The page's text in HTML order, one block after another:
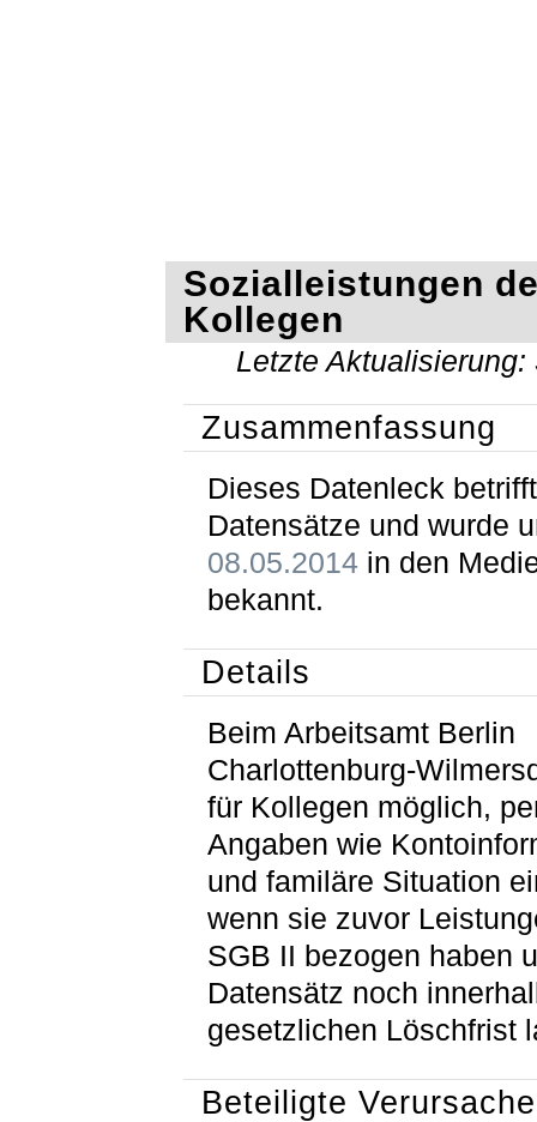
Sozialleistungen
Kollegen
Letzte Aktualisierung:
Zusammenfassung
Dieses Datenleck
Datensätze und wurde
08.05.2014in den
bekannt.
Details
Beim Arbeitsamt Berlin
Charlottenburg-
für Kollegen möglich,
Angaben wie
und familäre Situation
wenn sie zuvor
SGB II bezogen haben
Datensätz noch
gesetzlichen Löschfrist
Beteiligte